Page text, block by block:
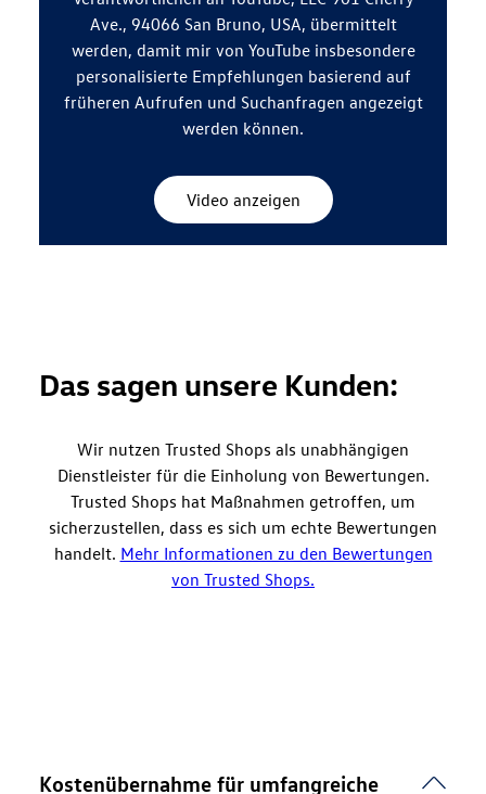
Ave., 94066 San Bruno, USA, übermittelt
werden, damit mir von YouTube insbesondere
personalisierte Empfehlungen basierend auf
früheren Aufrufen und Suchanfragen angezeigt
werden können.
Video anzeigen
Das sagen unsere Kunden:
Wir nutzen Trusted Shops als unabhängigen
Dienstleister für die Einholung von Bewertungen.
Trusted Shops hat Maßnahmen getroffen, um
sicherzustellen, dass es sich um echte Bewertungen
handelt. Mehr Informationen zu den Bewertungen
von Trusted Shops.
Kostenübernahme für umfangreiche